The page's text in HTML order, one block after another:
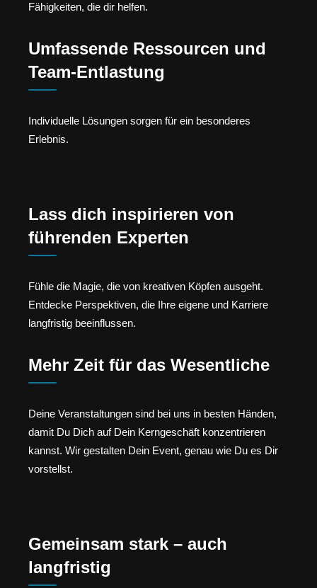
Fähigkeiten, die dir helfen.
Umfassende Ressourcen und
Team-Entlastung
Individuelle Lösungen sorgen für ein besonderes
Erlebnis.
Lass dich inspirieren von
führenden Experten
Fühle die Magie, die von kreativen Köpfen ausgeht.
Entdecke Perspektiven, die Ihre eigene und Karriere
langfristig beeinflussen.
Mehr Zeit für das Wesentliche
Deine Veranstaltungen sind bei uns in besten Händen,
damit Du Dich auf Dein Kerngeschäft konzentrieren
kannst. Wir gestalten Dein Event, genau wie Du es Dir
vorstellst.
Gemeinsam stark – auch
langfristig